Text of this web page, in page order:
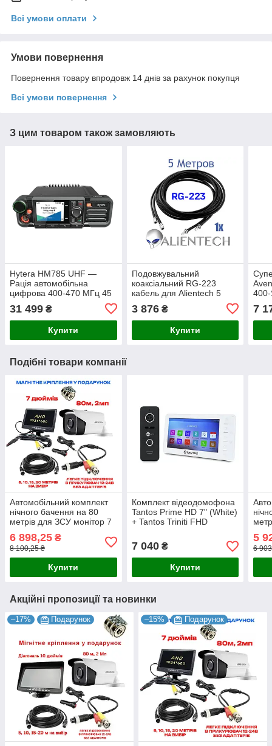
Всі умови оплати
Умови повернення
Повернення товару впродовж 14 днів за рахунок покупця
Всі умови повернення
З цим товаром також замовляють
Hytera HM785 UHF —
Рація автомобільна
цифрова 400-470 МГц 45
31 499 ₴
Купити
Подовжувальний
коаксіальний RG-223
кабель для Alientech 5
PROQMA8000QMA/RG223
3 876₴
Купити
7
Подібні товари компанії
Автомобільний комплект
нічного бачення на 80
метрів для ЗСУ монітор 7
дюймів 1024x600 AHD
6 898,25 ₴
8 100,25 ₴
Купити
Комплект відеодомофона
Tantos Prime HD 7" (White)
+ Tantos Triniti FHD
7 040₴
Купити
5
6
Акційні пропозиції та новинки
–17% Подарунок –15% Подарунок